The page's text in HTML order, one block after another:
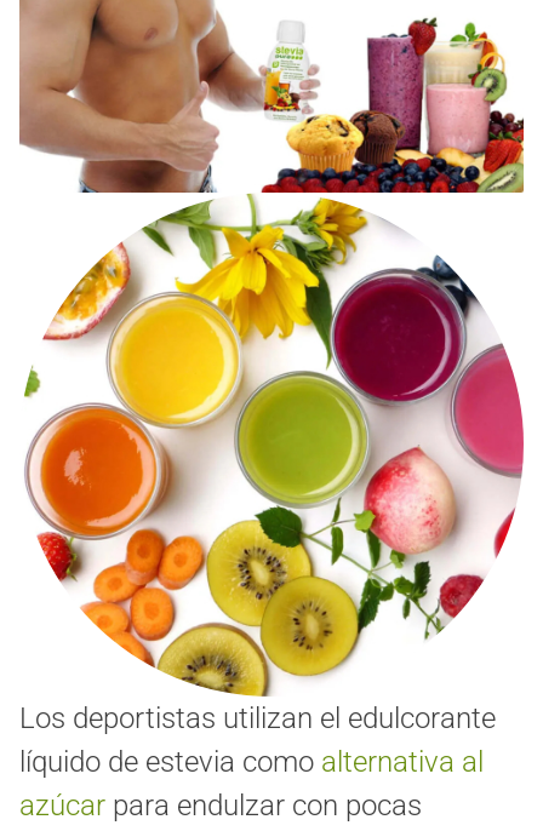
Los deportistas utilizan el edulcorante
líquido de estevia como alternativa al
azúcar para endulzar con pocas